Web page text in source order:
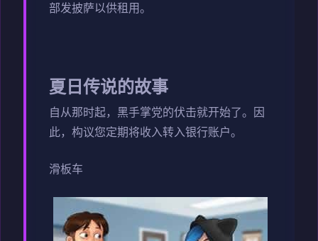
部发披萨以供租用。
夏日传说的故事
自从那时起，黑手掌党的伏击就开始了。因
此，构议您定期将收入转入银行账户。
滑板车